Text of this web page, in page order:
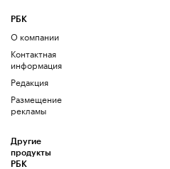
РБК
О компании
Контактная
информация
Редакция
Размещение
рекламы
Другие
продукты
РБК